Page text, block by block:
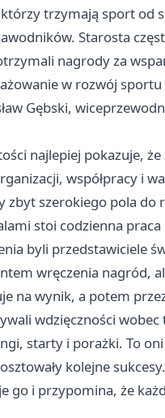
trzymają sport od
Starosta
nagrody za
w rozwój
Gębski,
najlepiej pokazuje,
współpracy i
zbyt szerokiego pola do
stoi codzienna praca
byli przedstawiciele
wręczenia nagród,
na wynik, a potem
wdzięczności
starty i porażki. To
kolejne
i przypomina, że